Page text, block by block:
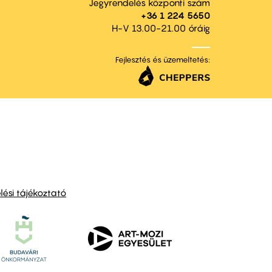
Jegyrendelés központi szám
+36 1 224 5650
H-V 13.00-21.00 óráig
Fejlesztés és üzemeltetés:
tájékoztató